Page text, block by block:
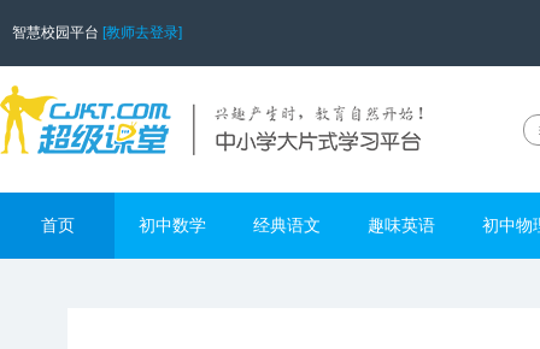
智慧校园平台 [教师去登录]
首页 初中数学 经典语文 趣味英语 初中物